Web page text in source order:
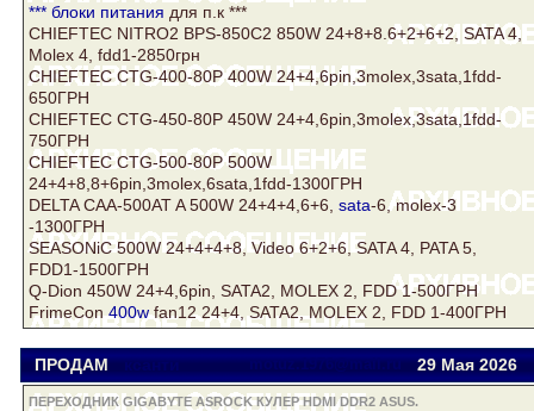
*** блоки питания для п.к ***
CHIEFTEC NITRO2 BPS-850C2 850W 24+8+8.6+2+6+2, SATA 4,
Molex 4, fdd1-2850грн
CHIEFTEC CTG-400-80P 400W 24+4,6pin,3molex,3sata,1fdd-
650ГРН
CHIEFTEC CTG-450-80P 450W 24+4,6pin,3molex,3sata,1fdd-
750ГРН
CHIEFTEC CTG-500-80P 500W
24+4+8,8+6pin,3molex,6sata,1fdd-1300ГРН
DELTA CAA-500AT A 500W 24+4+4,6+6, sata-6, molex-3
-1300ГРН
SЕASONiC 500W 24+4+4+8, Vidеo 6+2+6, SATA 4, PATA 5,
FDD1-1500ГРН
Q-Dion 450W 24+4,6pin, SATA2, MOLEX 2, FDD 1-500ГРН
FrimeCon400wfan12 24+4, SATA2, MOLEX 2, FDD 1-400ГРН
ПРОДАМ ксанти motuz.1976@mail.ru 29 Мая 2026
ПЕРЕХОДНИК GIGABYTE ASROCK КУЛЕР HDMI DDR2 ASUS.